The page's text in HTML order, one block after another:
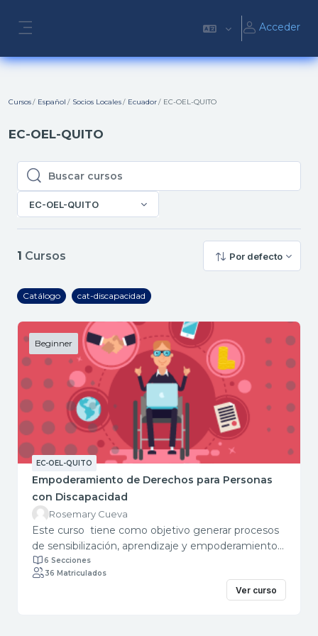
Acceder
Cursos Español Socios Locales Ecuador EC-OEL-QUITO
EC-OEL-QUITO
Buscar cursos
Buscar cursos
EC-OEL-QUITO
1 Cursos Por defecto
Catálogo cat-discapacidad
Beginner
EC-OEL-QUITO
Empoderamiento de Derechos para Personas
con Discapacidad
Rosemary Cueva
Este curso tiene como objetivo generar procesos
de sensibilización, aprendizaje y empoderamiento
social de las personas con discapacidad (PCD) y los
diferentes actores de su entorno. Este curso está
dirigido a facilitadores, coordinadores, educadores y
6 Secciones
36 Matriculados
Ver curso